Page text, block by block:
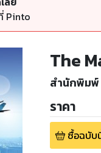
Pinto
The
สำนักพิมพ์
ราคา
ซื้อฉบับ